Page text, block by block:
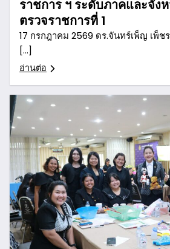
ราชการ ฯ ระดับภาคและจัง
ตรวจราชการที่ 1
17 กรกฎาคม 2569 ดร.จันทร์เพ็ญ เพ็ช
[…]
อ่านต่อ